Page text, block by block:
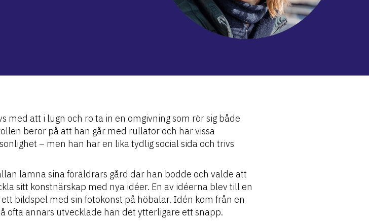
med att i lugn och ro ta in en omgivning som rör sig både
beror på att han går med rullator och har vissa
– men han har en lika tydlig social sida och trivs
lämna sina föräldrars gård där han bodde och valde att
sitt konstnärskap med nya idéer. En av idéerna blev till en
bildspel med sin fotokonst på höbalar. Idén kom från en
ofta annars utvecklade han det ytterligare ett snäpp.